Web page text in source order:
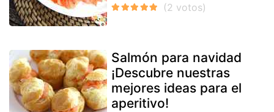
Salmón para navidad
¡Descubre nuestras
mejores ideas para el
aperitivo!